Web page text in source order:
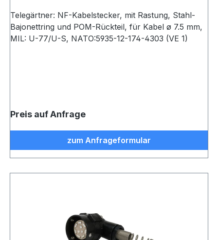
Telegärtner: NF-Kabelstecker, mit Rastung, Stahl-
Bajonettring und POM-Rückteil, für Kabel ø 7.5 mm,
MIL: U-77/U-S, NATO:5935-12-174-4303 (VE 1)
Preis auf Anfrage
zum Anfrageformular